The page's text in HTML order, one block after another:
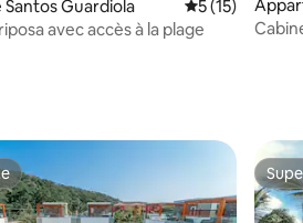
5, 180 commentaires
Santos Guardiola Note moyenne
5 (15)
avec accès à la plage